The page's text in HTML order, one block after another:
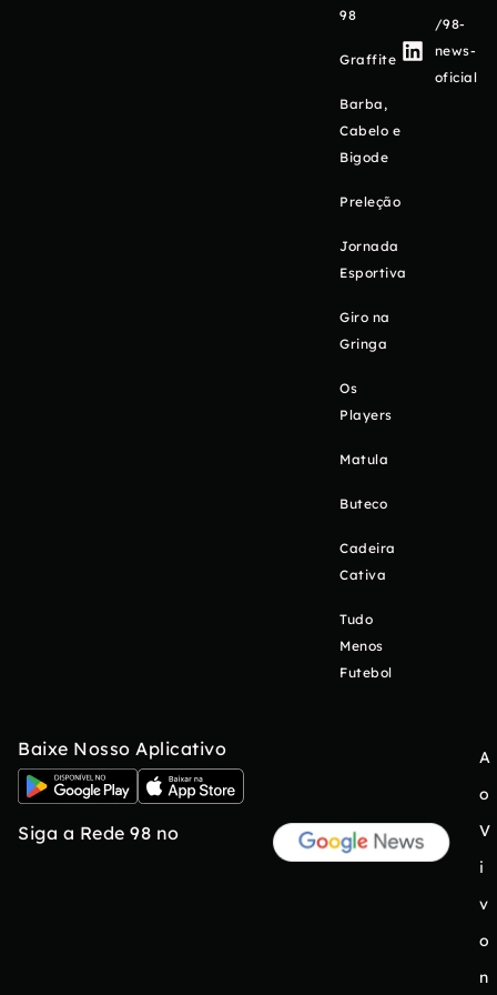
98
Graffite
Barba,
Cabelo e
Bigode
Preleção
Jornada
Esportiva
Giro na
Gringa
Os
Players
Matula
Buteco
Cadeira
Cativa
Tudo
Menos
Futebol
/98-
news-
oficial
Baixe Nosso Aplicativo
Siga a Rede 98 no
A
o
V
i
v
o
n